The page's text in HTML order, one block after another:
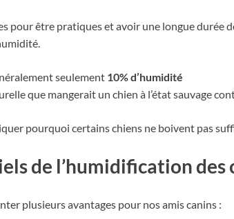
pour être pratiques et avoir une longue
seulement 10% d’humidité
que mangerait un chien à l’état sauvage
pourquoi certains chiens ne boivent pas
de l’humidification
plusieurs avantages pour nos amis canins :